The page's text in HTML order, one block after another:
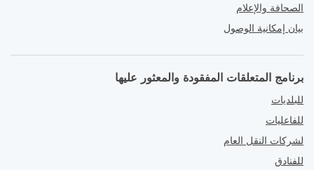
الصحافة والإعلام
بيان إمكانية الوصول
برنامج المتعلقات المفقودة والمعثور عليها
للبلديات
للفاعليات
لشركات النقل العام
للفنادق